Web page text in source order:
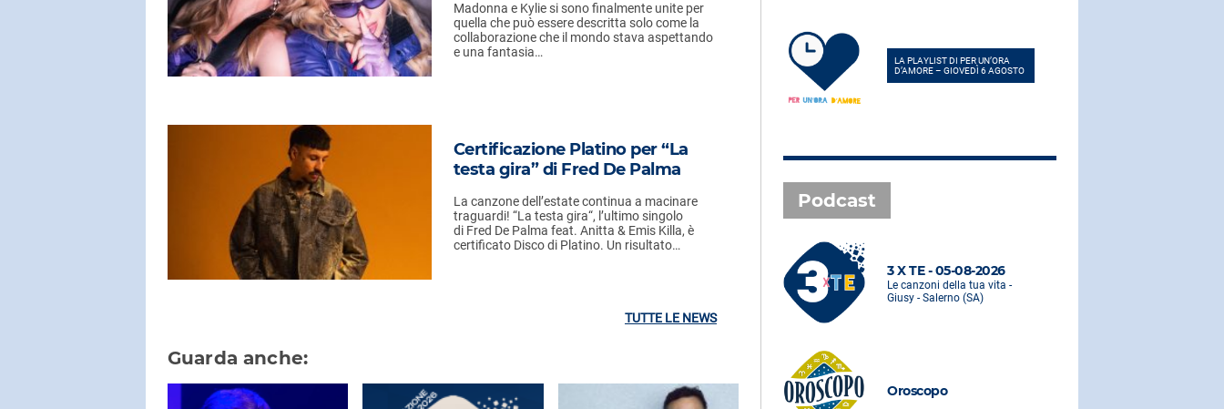
Madonna e Kylie si sono finalmente unite per
quella che può essere descritta solo come la
collaborazione che il mondo stava aspettando
e una fantasia…
Certificazione Platino per “La
testa gira” di Fred De Palma
La canzone dell’estate continua a macinare
traguardi! “La testa gira“, l’ultimo singolo
di Fred De Palma feat. Anitta & Emis Killa, è
certificato Disco di Platino. Un risultato…
TUTTE LE NEWS
Guarda anche:
LA PLAYLIST DI PER UN’ORA
D’AMORE – GIOVEDÌ 6 AGOSTO
Podcast
Oroscopo
3 X TE - 05-08-2026
Le canzoni della tua vita -
Giusy - Salerno (SA)
Oroscopo